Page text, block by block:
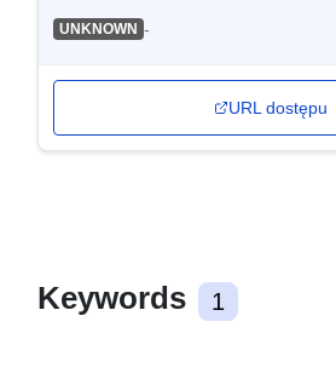
UNKNOWN -
URL dostępu
Keywords 1